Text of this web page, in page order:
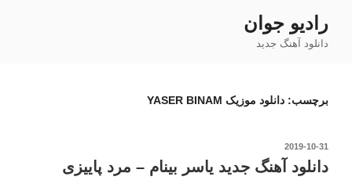
محتوا
رادیو جوان
دانلود آهنگ جدید
برچسب: دانلود موزیک YASER BINAM
نوشته‌شده
2019-10-31
دانلود آهنگ جدید یاسر بینام – مرد پاییزی